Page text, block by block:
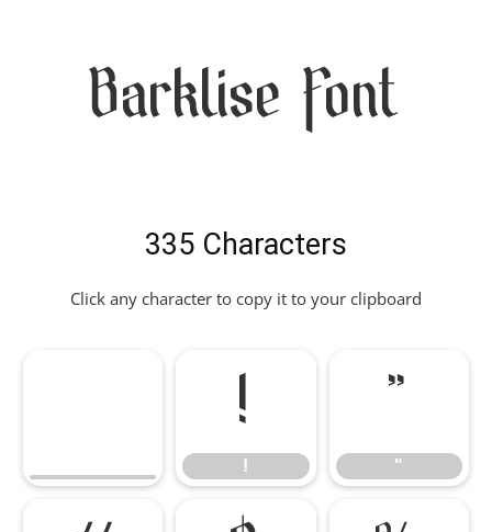
Barklise Font
335 Characters
Click any character to copy it to your clipboard
!
!
"
"